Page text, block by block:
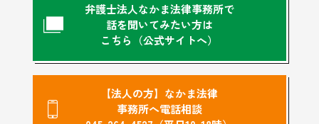
弁護士法人なかま法律事務所で
話を聞いてみたい方は
こちら（公式サイトへ）
【法人の方】なかま法律
事務所へ電話相談